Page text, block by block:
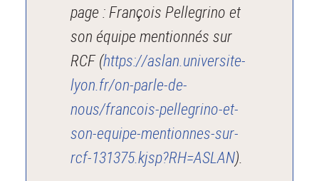
page : François Pellegrino et
son équipe mentionnés sur
RCF (https://aslan.universite-
lyon.fr/on-parle-de-
nous/francois-pellegrino-et-
son-equipe-mentionnes-sur-
rcf-131375.kjsp?RH=ASLAN).